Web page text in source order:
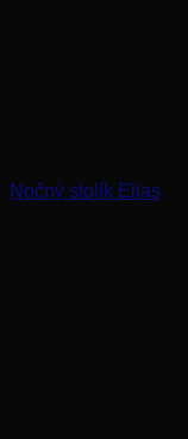
Nočný stolík Elias